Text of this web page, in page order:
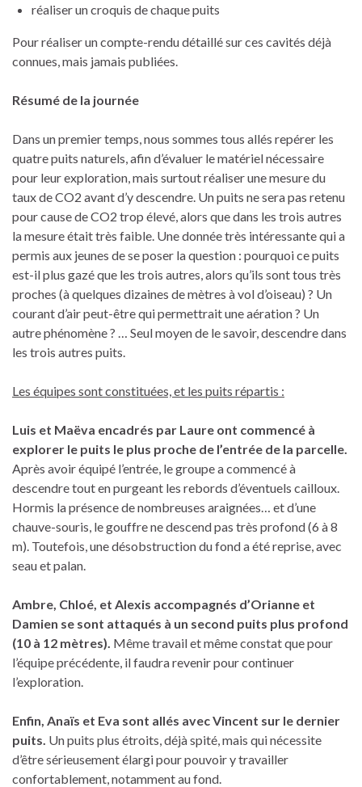
réaliser un croquis de chaque puits
Pour réaliser un compte-rendu détaillé sur ces cavités déjà
connues, mais jamais publiées.
Résumé de la journée
Dans un premier temps, nous sommes tous allés repérer les
quatre puits naturels, afin d’évaluer le matériel nécessaire
pour leur exploration, mais surtout réaliser une mesure du
taux de CO2 avant d’y descendre. Un puits ne sera pas retenu
pour cause de CO2 trop élevé, alors que dans les trois autres
la mesure était très faible. Une donnée très intéressante qui a
permis aux jeunes de se poser la question : pourquoi ce puits
est-il plus gazé que les trois autres, alors qu’ils sont tous très
proches (à quelques dizaines de mètres à vol d’oiseau) ? Un
courant d’air peut-être qui permettrait une aération ? Un
autre phénomène ? … Seul moyen de le savoir, descendre dans
les trois autres puits.
Les équipes sont constituées, et les puits répartis :
Luis et Maëva encadrés par Laure ont commencé à
explorer le puits le plus proche de l’entrée de la parcelle.
Après avoir équipé l’entrée, le groupe a commencé à
descendre tout en purgeant les rebords d’éventuels cailloux.
Hormis la présence de nombreuses araignées… et d’une
chauve-souris, le gouffre ne descend pas très profond (6 à 8
m). Toutefois, une désobstruction du fond a été reprise, avec
seau et palan.
Ambre, Chloé, et Alexis accompagnés d’Orianne et
Damien se sont attaqués à un second puits plus profond
(10 à 12 mètres). Même travail et même constat que pour
l’équipe précédente, il faudra revenir pour continuer
l’exploration.
Enfin, Anaïs et Eva sont allés avec Vincent sur le dernier
puits. Un puits plus étroits, déjà spité, mais qui nécessite
d’être sérieusement élargi pour pouvoir y travailler
confortablement, notamment au fond.